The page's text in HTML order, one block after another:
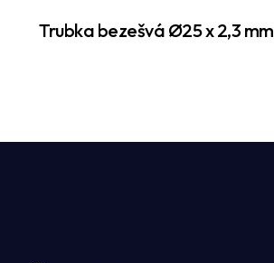
Trubka bezešvá Ø25 x 2,3 mm